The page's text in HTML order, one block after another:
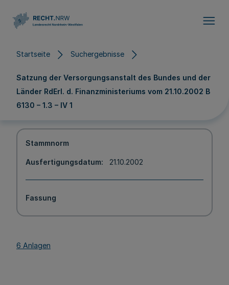
Startseite Suchergebnisse
Satzung der Versorgungsanstalt des Bundes und der
Länder RdErl. d. Finanzministeriums vom 21.10.2002 B
6130 – 1.3 – IV 1
Stammnorm
Ausfertigungsdatum 21.10.2002
Fassung
6 Anlagen